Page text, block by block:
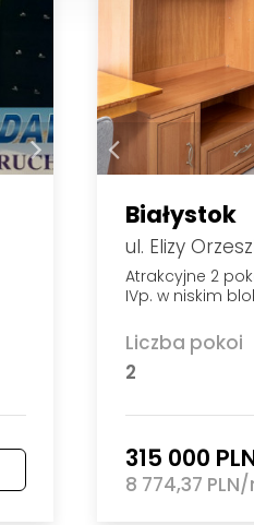
Białystok
ul. Elizy
Atrakcyjne 2
IVp. w niskim
Liczba pokoi
2
315 000
8 774,37